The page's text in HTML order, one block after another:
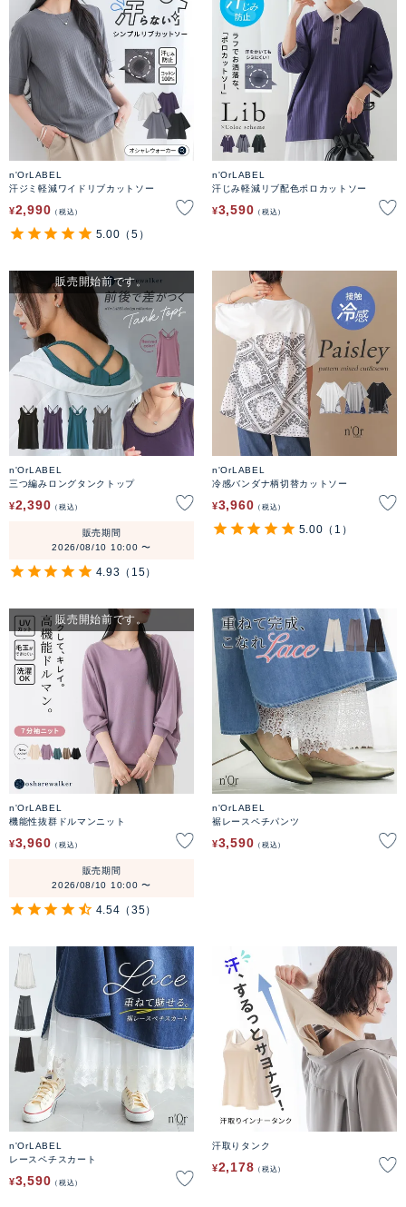
n'OrLABEL
汗ジミ軽減ワイドリブカットソー
¥2,990 税込
5.00 （5）
n'OrLABEL
汗じみ軽減リブ配色ポロカットソー
¥3,590 税込
n'OrLABEL
三つ編みロングタンクトップ
¥2,390 税込
販売開始前です。
販売期間
2026/08/10 10:00〜
4.93 （15）
n'OrLABEL
冷感バンダナ柄切替カットソー
¥3,960 税込
5.00 （1）
n'OrLABEL
機能性抜群ドルマンニット
¥3,960 税込
販売開始前です。
販売期間
2026/08/10 10:00〜
4.54 （35）
n'OrLABEL
裾レースペチパンツ
¥3,590 税込
n'OrLABEL
レースペチスカート
¥3,590 税込
汗取りタンク
¥2,178 税込